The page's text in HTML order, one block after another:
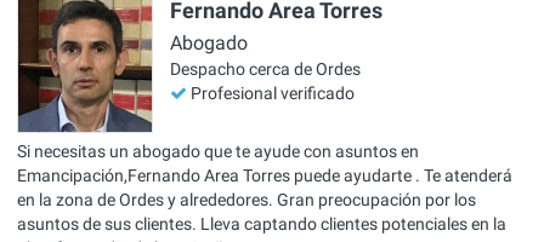
Fernando Area Torres
Abogado
Despacho cerca de Ordes
Profesional verificado
Si necesitas un abogado que te ayude con asuntos en
Emancipación,Fernando Area Torres puede ayudarte . Te atenderá
en la zona de Ordes y alrededores. Gran preocupación por los
asuntos de sus clientes. Lleva captando clientes potenciales en la